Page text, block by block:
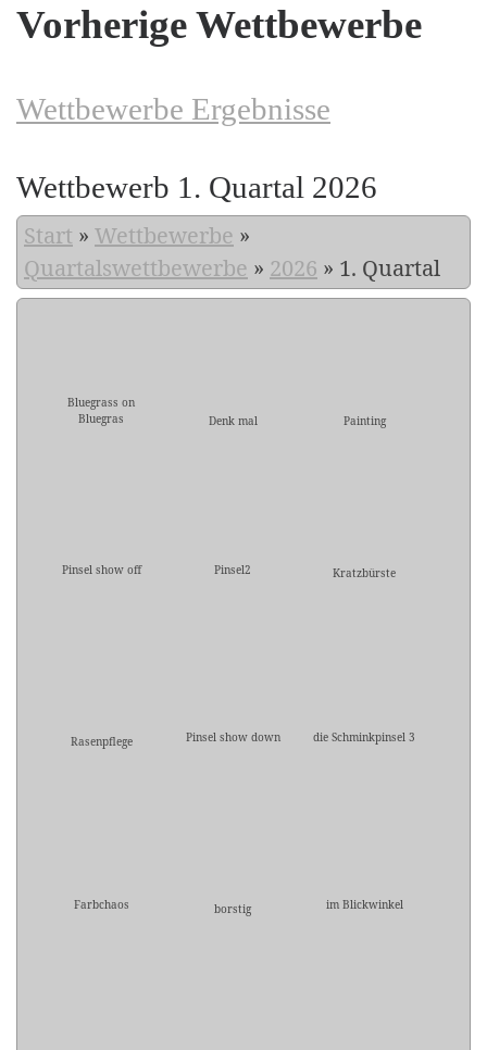
Vorherige Wettbewerbe
Wettbewerbe Ergebnisse
Wettbewerb 1. Quartal 2026
Start » Wettbewerbe »
Quartalswettbewerbe » 2026 » 1. Quartal
Bluegrass on
Bluegras
Denk mal Painting
Pinsel show off Pinsel2 Kratzbürste
Rasenpflege Pinsel show down die Schminkpinsel 3
Farbchaos borstig im Blickwinkel